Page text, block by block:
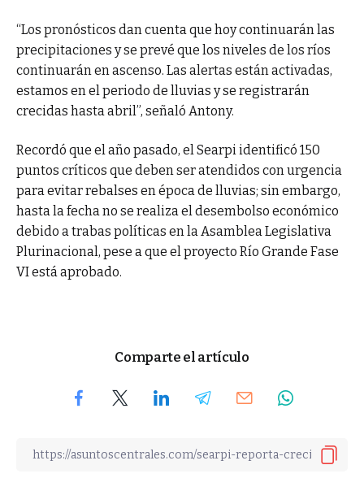
“Los pronósticos dan cuenta que hoy continuarán las
precipitaciones y se prevé que los niveles de los ríos
continuarán en ascenso. Las alertas están activadas,
estamos en el periodo de lluvias y se registrarán
crecidas hasta abril”, señaló Antony.
Recordó que el año pasado, el Searpi identificó 150
puntos críticos que deben ser atendidos con urgencia
para evitar rebalses en época de lluvias; sin embargo,
hasta la fecha no se realiza el desembolso económico
debido a trabas políticas en la Asamblea Legislativa
Plurinacional, pese a que el proyecto Río Grande Fase
VI está aprobado.
Comparte el artículo